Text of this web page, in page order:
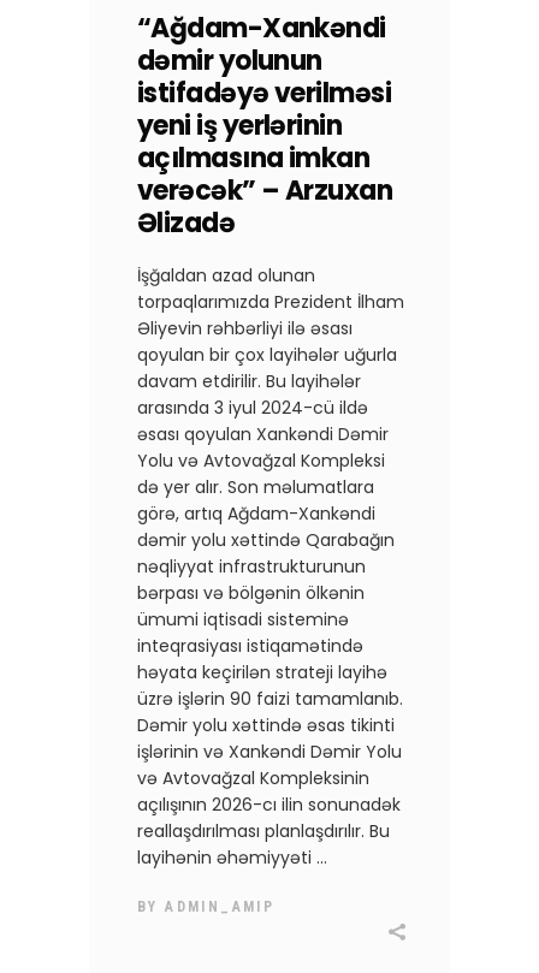
“Ağdam-Xankəndi
dəmir yolunun
istifadəyə verilməsi
yeni iş yerlərinin
açılmasına imkan
verəcək” – Arzuxan
Əlizadə
İşğaldan azad olunan
torpaqlarımızda Prezident İlham
Əliyevin rəhbərliyi ilə əsası
qoyulan bir çox layihələr uğurla
davam etdirilir. Bu layihələr
arasında 3 iyul 2024-cü ildə
əsası qoyulan Xankəndi Dəmir
Yolu və Avtovağzal Kompleksi
də yer alır. Son məlumatlara
görə, artıq Ağdam-Xankəndi
dəmir yolu xəttində Qarabağın
nəqliyyat infrastrukturunun
bərpası və bölgənin ölkənin
ümumi iqtisadi sisteminə
inteqrasiyası istiqamətində
həyata keçirilən strateji layihə
üzrə işlərin 90 faizi tamamlanıb.
Dəmir yolu xəttində əsas tikinti
işlərinin və Xankəndi Dəmir Yolu
və Avtovağzal Kompleksinin
açılışının 2026-cı ilin sonunadək
reallaşdırılması planlaşdırılır. Bu
layihənin əhəmiyyəti
BYADMIN_AMIP